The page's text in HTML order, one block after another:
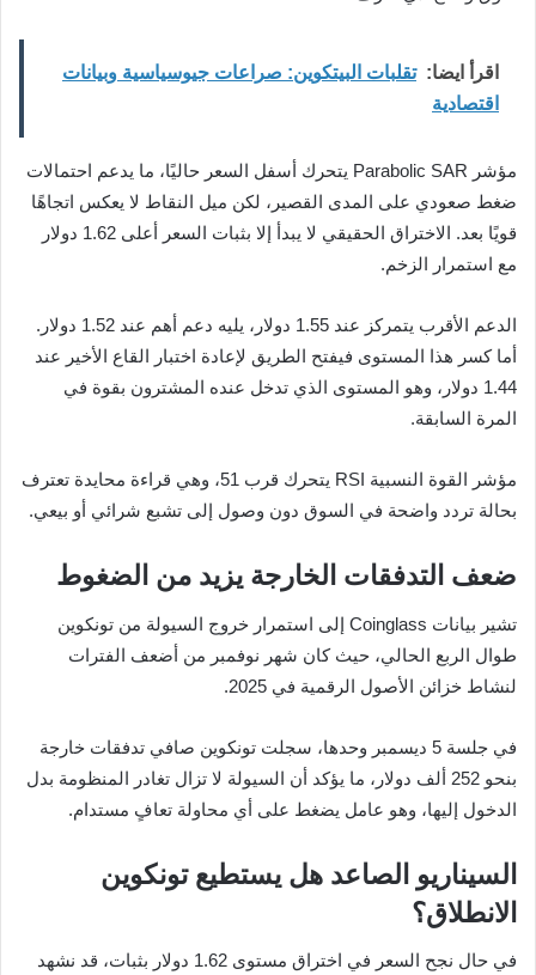
اقرأ ايضا: تقلبات البيتكوين: صراعات جيوسياسية وبيانات
اقتصادية
مؤشر Parabolic SAR يتحرك أسفل السعر حاليًا، ما يدعم احتمالات
ضغط صعودي على المدى القصير، لكن ميل النقاط لا يعكس اتجاهًا
قويًا بعد. الاختراق الحقيقي لا يبدأ إلا بثبات السعر أعلى 1.62 دولار
مع استمرار الزخم.
الدعم الأقرب يتمركز عند 1.55 دولار، يليه دعم أهم عند 1.52 دولار.
أما كسر هذا المستوى فيفتح الطريق لإعادة اختبار القاع الأخير عند
1.44 دولار، وهو المستوى الذي تدخل عنده المشترون بقوة في
المرة السابقة.
مؤشر القوة النسبية RSI يتحرك قرب 51، وهي قراءة محايدة تعترف
بحالة تردد واضحة في السوق دون وصول إلى تشبع شرائي أو بيعي.
ضعف التدفقات الخارجة يزيد من الضغوط
تشير بيانات Coinglass إلى استمرار خروج السيولة من تونكوين
طوال الربع الحالي، حيث كان شهر نوفمبر من أضعف الفترات
لنشاط خزائن الأصول الرقمية في 2025.
في جلسة 5 ديسمبر وحدها، سجلت تونكوين صافي تدفقات خارجة
بنحو 252 ألف دولار، ما يؤكد أن السيولة لا تزال تغادر المنظومة بدل
الدخول إليها، وهو عامل يضغط على أي محاولة تعافٍ مستدام.
السيناريو الصاعد هل يستطيع تونكوين
الانطلاق؟
في حال نجح السعر في اختراق مستوى 1.62 دولار بثبات، قد نشهد